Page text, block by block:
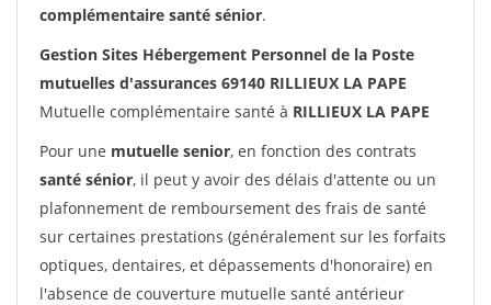
complémentaire santé sénior.
Gestion Sites Hébergement Personnel de la Poste
mutuelles d'assurances 69140 RILLIEUX LA PAPE
Mutuelle complémentaire santé à RILLIEUX LA PAPE
Pour une mutuelle senior, en fonction des contrats
santé sénior, il peut y avoir des délais d'attente ou un
plafonnement de remboursement des frais de santé
sur certaines prestations (généralement sur les forfaits
optiques, dentaires, et dépassements d'honoraire) en
l'absence de couverture mutuelle santé antérieur